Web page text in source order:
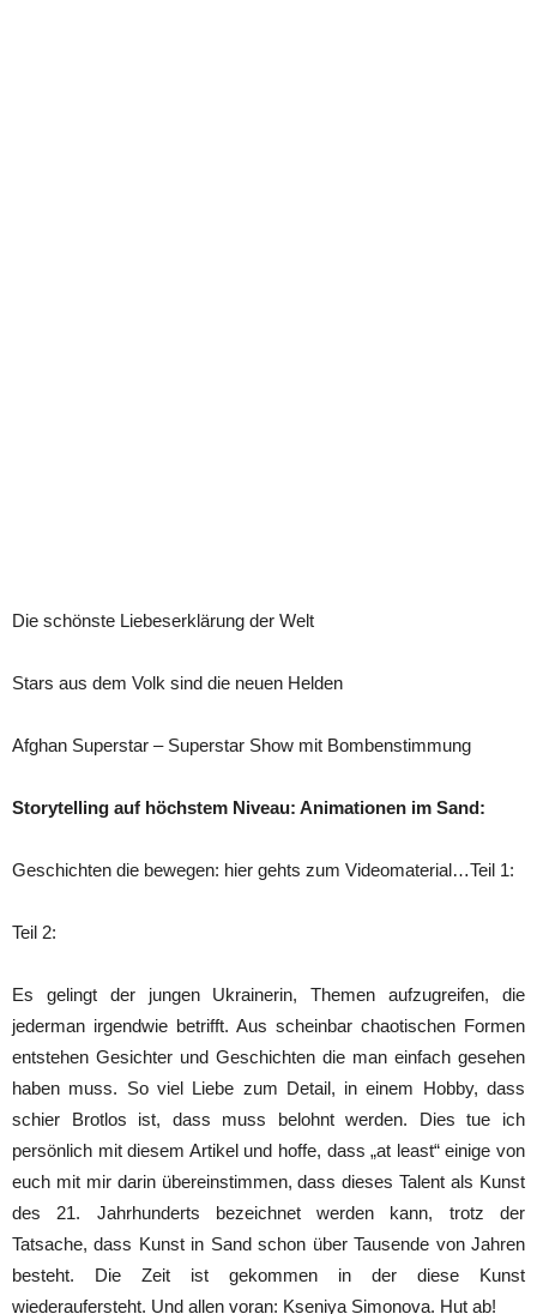
Die schönste Liebeserklärung der Welt
Stars aus dem Volk sind die neuen Helden
Afghan Superstar – Superstar Show mit Bombenstimmung
Storytelling auf höchstem Niveau: Animationen im Sand:
Geschichten die bewegen: hier gehts zum Videomaterial…Teil 1:
Teil 2:
Es gelingt der jungen Ukrainerin, Themen aufzugreifen, die
jederman irgendwie betrifft. Aus scheinbar chaotischen Formen
entstehen Gesichter und Geschichten die man einfach gesehen
haben muss. So viel Liebe zum Detail, in einem Hobby, dass
schier Brotlos ist, dass muss belohnt werden. Dies tue ich
persönlich mit diesem Artikel und hoffe, dass „at least“ einige von
euch mit mir darin übereinstimmen, dass dieses Talent als Kunst
des 21. Jahrhunderts bezeichnet werden kann, trotz der
Tatsache, dass Kunst in Sand schon über Tausende von Jahren
besteht. Die Zeit ist gekommen in der diese Kunst
wiederaufersteht. Und allen voran: Kseniya Simonova. Hut ab!